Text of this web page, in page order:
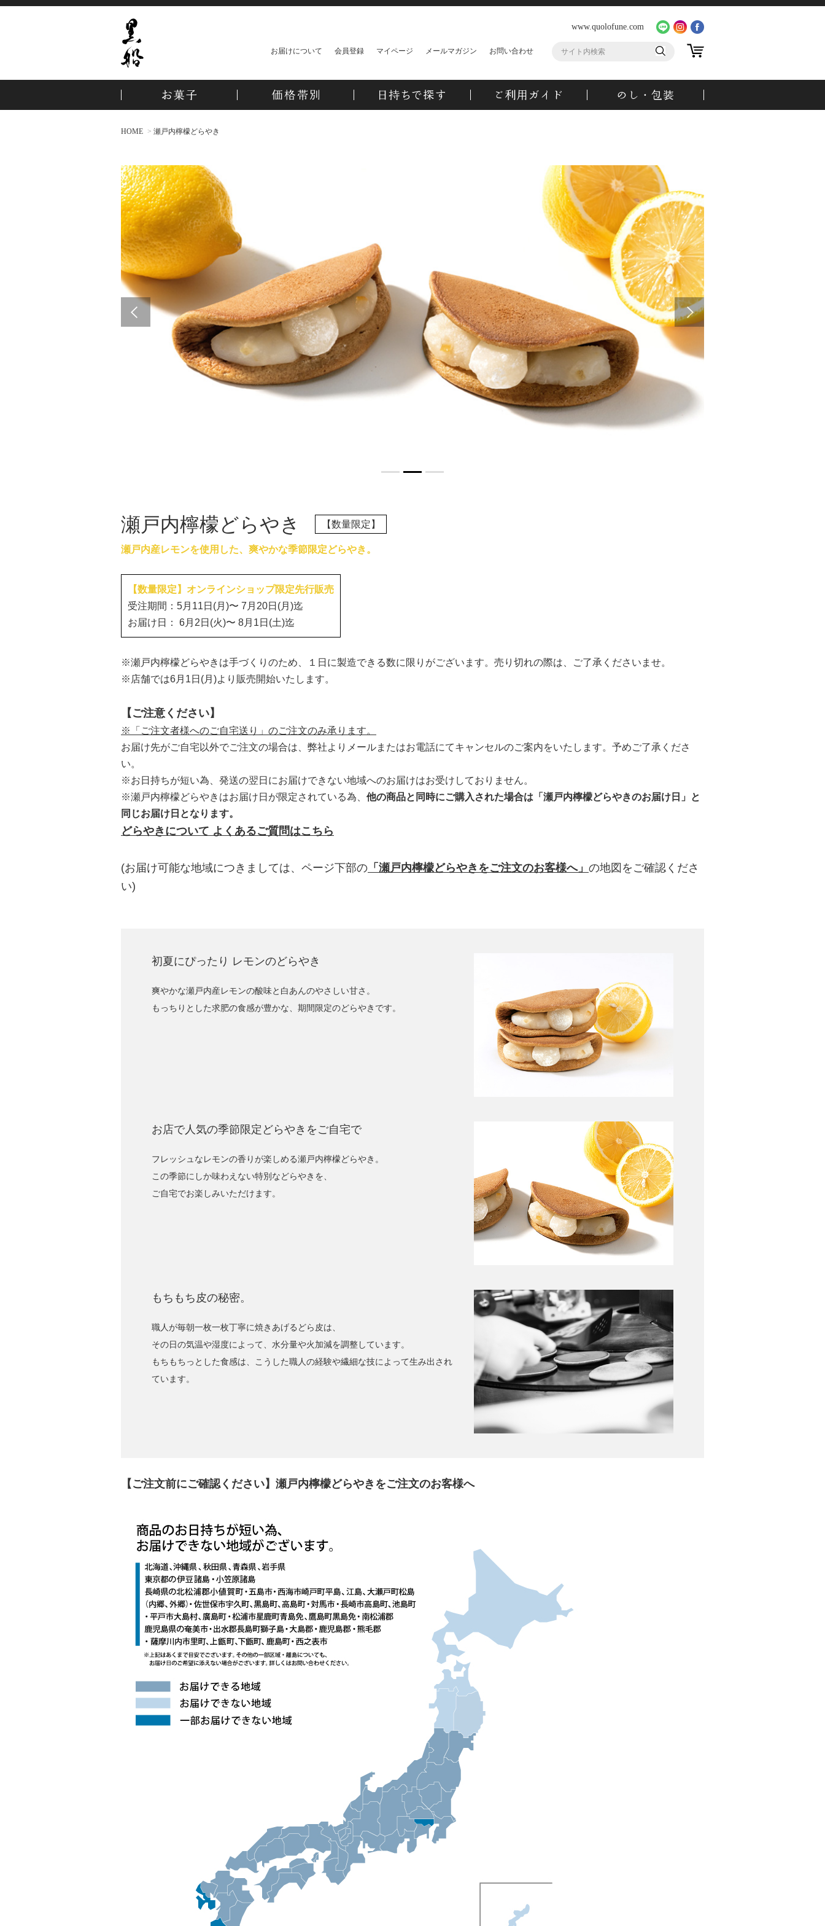
www.quolofune.com
お届けについて 会員登録 マイページ メールマガジン お問い合わせ
HOME 瀬戸内檸檬どらやき
瀬戸内檸檬どらやき 【数量限定】
瀬戸内産レモンを使用した、爽やかな季節限定どらやき。
【数量限定】オンラインショップ限定先行販売
受注期間：5月11日(月)〜 7月20日(月)迄
お届け日： 6月2日(火)〜 8月1日(土)迄
※瀬戸内檸檬どらやきは手づくりのため、１日に製造できる数に限りがございます。売り切れの際は、ご了承くださいませ。
※店舗では6月1日(月)より販売開始いたします。
【ご注意ください】
※「ご注文者様へのご自宅送り」のご注文のみ承ります。
お届け先がご自宅以外でご注文の場合は、弊社よりメールまたはお電話にてキャンセルのご案内をいたします。予めご了承くださ
い。
※お日持ちが短い為、発送の翌日にお届けできない地域へのお届けはお受けしておりません。
※瀬戸内檸檬どらやきはお届け日が限定されている為、 他の商品と同時にご購入された場合は「瀬戸内檸檬どらやきのお届け日」と
同じお届け日となります。
どらやきについて よくあるご質問はこちら
(お届け可能な地域につきましては、ページ下部の 「瀬戸内檸檬どらやきをご注文のお客様へ」 の地図をご確認くださ
い)
初夏にぴったり レモンのどらやき
爽やかな瀬戸内産レモンの酸味と 白あんのやさしい甘さ。
もっちりとした求肥の食感が豊かな、期間限定のどらやきです。
お店で人気の季節限定どらやきをご自宅で
フレッシュなレモンの香りが楽しめる瀬戸内檸檬どらやき。
この季節にしか味わえない特別などらやきを、
ご自宅でお楽しみいただけます。
もちもち皮の秘密。
職人が毎朝一枚一枚丁寧に焼きあげるどら皮は、
その日の気温や湿度によって、水分量や火加減を調整しています。
もちもちっとした食感は、こうした職人の経験や繊細な技によって生み出され
ています。
【ご注文前にご確認ください】瀬戸内檸檬どらやきをご注文のお客様へ